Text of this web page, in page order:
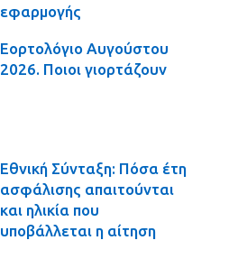
εφαρμογής
Εορτολόγιο Αυγούστου
2026. Ποιοι γιορτάζουν
Εθνική Σύνταξη: Πόσα έτη
ασφάλισης απαιτούνται
και ηλικία που
υποβάλλεται η αίτηση